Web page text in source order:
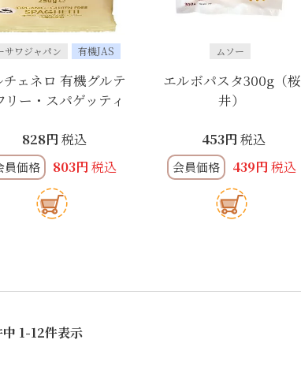
サワジャパン 有機JAS
チェネロ 有機グルテ
リー・スパゲッティ
828 税込
員価格 803 税込
ムソー
エルボパスタ300g（桜
井）
453 税込
会員価格 439 税込
1-12件表示